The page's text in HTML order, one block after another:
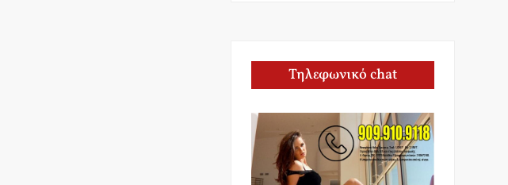
Τηλεφωνικό chat